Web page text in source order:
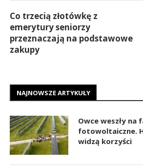
Co trzecią złotówkę z
emerytury seniorzy
przeznaczają na podstawowe
zakupy
NAJNOWSZE ARTYKUŁY
Owce weszły na
fotowoltaiczne.
widzą korzyści